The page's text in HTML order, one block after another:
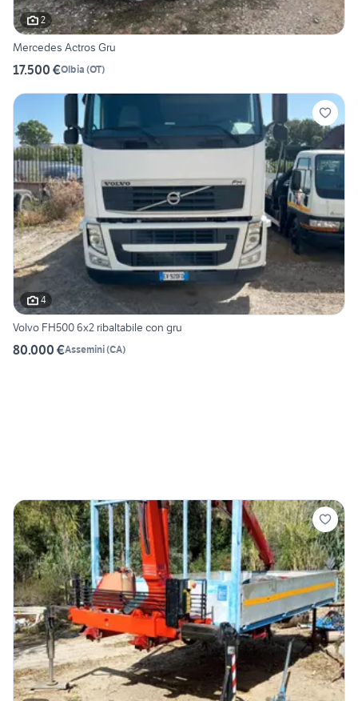
2
Mercedes Actros Gru
17.500 €Olbia (OT)
4
Volvo FH500 6x2 ribaltabile con gru
80.000 €Assemini(CA)